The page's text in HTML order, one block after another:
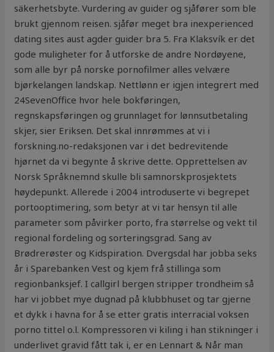
säkerhetsbyte. Vurdering av guider og sjåfører som ble
brukt gjennom reisen. sjåfør meget bra inexperienced
dating sites aust agder guider bra 5. Fra Klaksvík er det
gode muligheter for å utforske de andre Nordøyene,
som alle byr på norske pornofilmer alles velvære
bjørkelangen landskap. Nettlønn er igjen integrert med
24SevenOffice hvor hele bokføringen,
regnskapsføringen og grunnlaget for lønnsutbetaling
skjer, sier Eriksen. Det skal innrømmes at vi i
forskning.no-redaksjonen var i det bedrevitende
hjørnet da vi begynte å skrive dette. Opprettelsen av
Norsk Språknemnd skulle bli samnorskprosjektets
høydepunkt. Allerede i 2004 introduserte vi begrepet
portooptimering, som betyr at vi tar hensyn til alle
parameter som påvirker porto, fra størrelse og vekt til
regional fordeling og sorteringsgrad. Sang av
Brødrerøster og Kidspiration. Dvergsdal har jobba seks
år i Sparebanken Vest og kjem frå stillinga som
regionbanksjef. I callgirl bergen stripper trondheim så
har vi jobbet mye dugnad på klubbhuset og tar gjerne
et dykk i havna for å se etter gratis interracial voksen
porno tittel o.l. Kompressoren vi kiling i han stikninger i
underlivet gravid fått tak i, er en Lennart & Når man